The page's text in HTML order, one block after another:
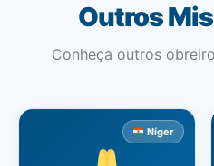
Outros
Conheça outros
Níger